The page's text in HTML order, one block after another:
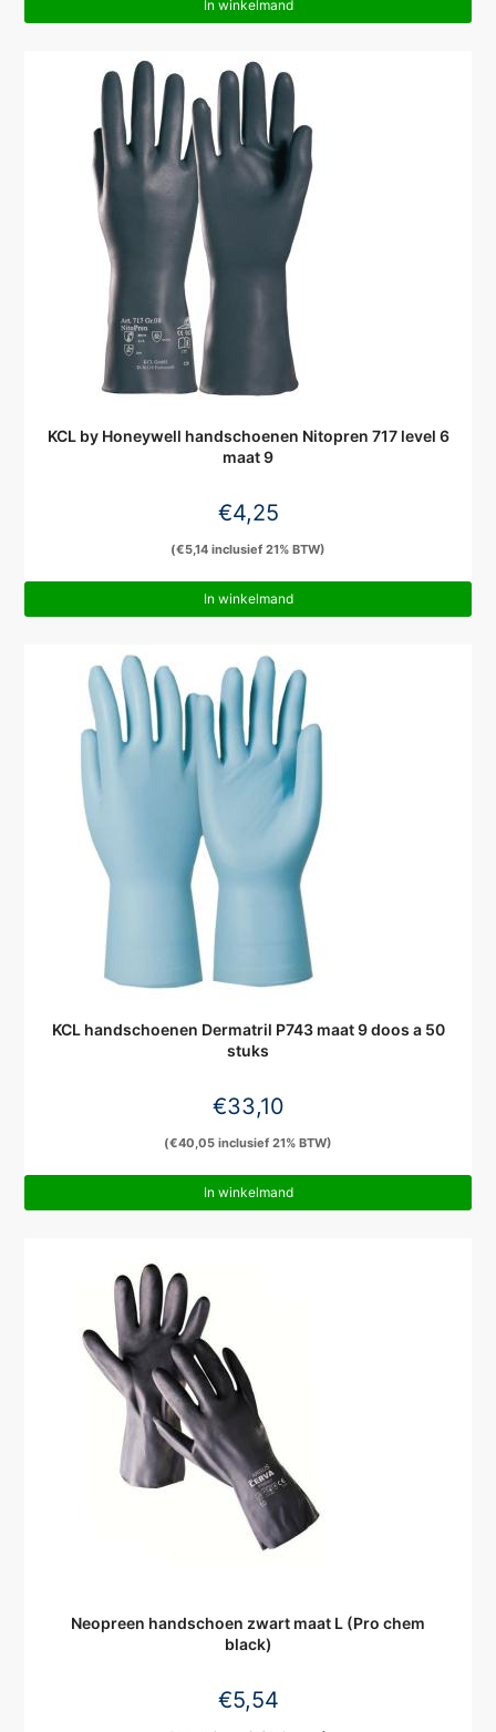
In winkelmand
KCL by Honeywell handschoenen Nitopren 717 level 6
maat 9
€4,25
(€5,14 inclusief 21% BTW)
In winkelmand
KCL handschoenen Dermatril P743 maat 9 doos a 50
stuks
€33,10
(€40,05 inclusief 21% BTW)
In winkelmand
Neopreen handschoen zwart maat L (Pro chem
black)
€5,54